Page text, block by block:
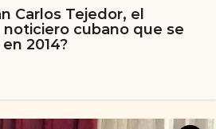
Carlos Tejedor, el
cubano que se
2014?